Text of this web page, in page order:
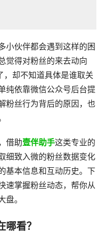
小伙伴都会遇到这样的困
觉得对粉丝的来去动向
，却不知道具体是谁取关
纯依靠微信公众号后台提
粉丝行为背后的原因，也
借助壹伴助手这类专业的
细致入微的粉丝数据变化
基本信息和互动历史。下
速掌握粉丝动态，帮你从
盘。
看？